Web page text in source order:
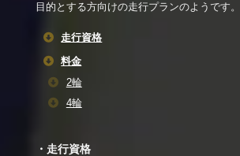
目的とする方向けの走行プランのようです。
走行資格
料金
2輪
4輪
・走行資格